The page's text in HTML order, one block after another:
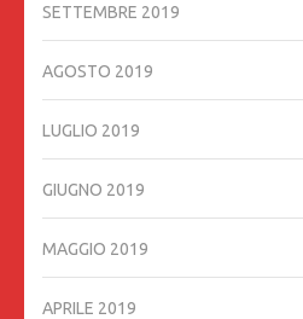
SETTEMBRE 2019
AGOSTO 2019
LUGLIO 2019
GIUGNO 2019
MAGGIO 2019
APRILE 2019